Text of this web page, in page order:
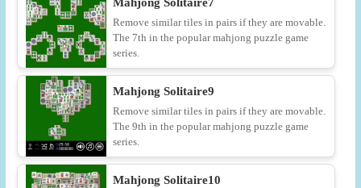
Mahjong Solitaire7
Remove similar tiles in pairs if they are movable.
The 7th in the popular mahjong puzzle game
series.
Mahjong Solitaire9
Remove similar tiles in pairs if they are movable.
The 9th in the popular mahjong puzzle game
series.
Mahjong Solitaire10